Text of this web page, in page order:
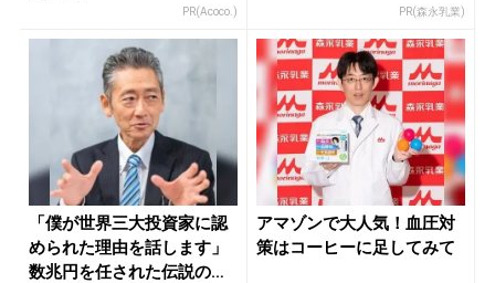
PR(Acoco.) PR(森永乳業)
「僕が世界三大投資家に認
められた理由を話します」
数兆円を任された伝説の投
アマゾンで大人気！血圧対
策はコーヒーに足してみて